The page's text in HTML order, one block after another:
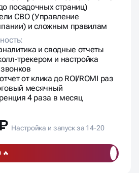
посадочных страниц)
CBO (Управление
и сложным правилам
и сводные отчеты
трекером и настройка
от клика до ROI/ROMI раз
месячный
4 раза в месяц
Настройка и запуск за 14-20